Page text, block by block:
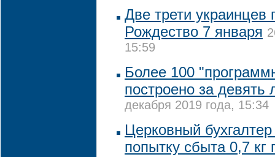
Две трети украинцев
Рождество 7 января
15:59
Более 100
построено за девять
декабря 2019 года, 15:34
Церковный
попытку сбыта 0,7 кг